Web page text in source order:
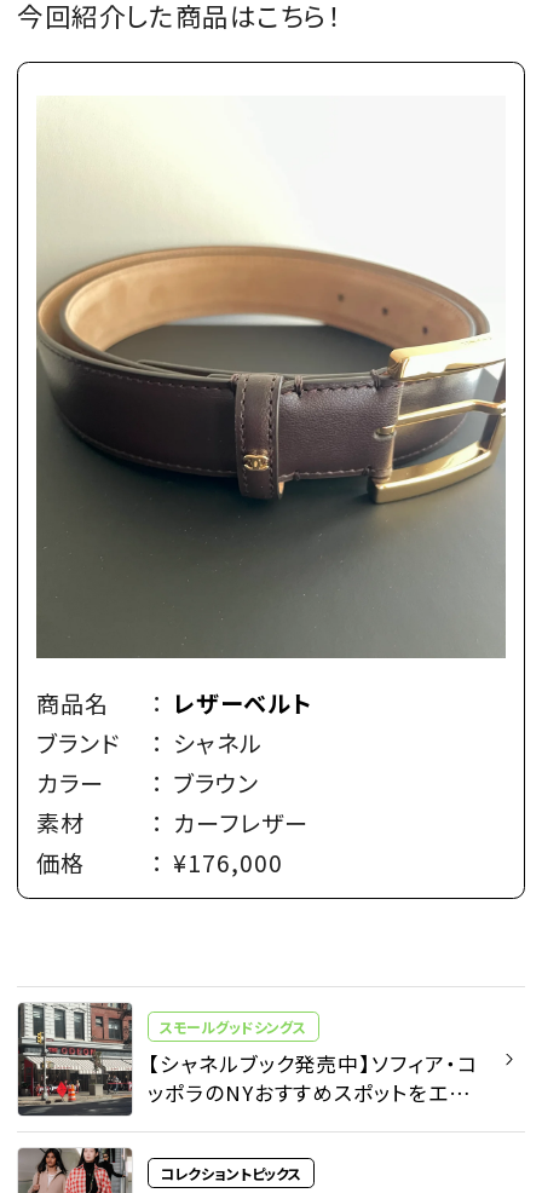
今回紹介した商品はこちら！
商品名 ： レザーベルト
ブランド
： シャネル
カラー
： ブラウン
素材
： カーフレザー
価格
： ¥176,000
スモールグッドシングス
【シャネルブック発売中】ソフィア・コ
ッポラのNYおすすめスポットをエデ
ドシングス - ファッション | SPUR
コレクショントピックス